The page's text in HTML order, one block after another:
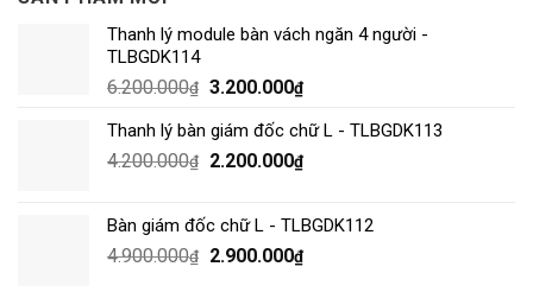
Thanh lý module bàn vách ngăn 4 người -
TLBGDK114
6.200.000₫ 3.200.000₫
Thanh lý bàn giám đốc chữ L - TLBGDK113
4.200.000₫ 2.200.000₫
Bàn giám đốc chữ L - TLBGDK112
4.900.000₫ 2.900.000₫